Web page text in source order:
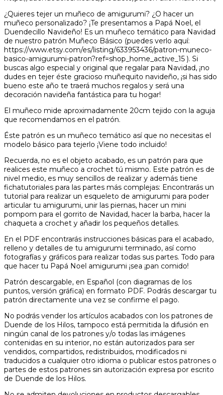
¿Quieres tejer un muñeco de amigurumi? ¿O hacer un
muñeco personalizado? ¡Te presentamos a Papá Noel, el
Duendecillo Navideño! Es un muñeco temático para Navidad
de nuestro patrón Muñeco Básico (puedes verlo aquí:
https://www.etsy.com/es/listing/633953436/patron-muneco-
basico-amigurumi-patron?ref=shop_home_active_15 ). Si
buscas algo especial y original que regalar para Navidad, ¡no
dudes en tejer éste gracioso muñequito navideño, ¡si has sido
bueno este año te traerá muchos regalos y será una
decoración navideña fantástica para tu hogar!
El muñeco mide aproximadamente 20cm tejido con la aguja
que recomendamos en el patrón.
Éste patrón es un muñeco temático así que no necesitas el
modelo básico para tejerlo ¡Viene todo incluido!
Recuerda, no es el objeto acabado, es un patrón para que
realices este muñeco a crochet tú mismo. Este patrón es de
nivel medio, es muy sencillos de realizar y además tiene
fichatutoriales para las partes más complejas: Encontrarás un
tutorial para realizar un esqueleto de amigurumi para poder
articular tu amigurumi, unir las piernas, hacer un mini
pompom para el gorrito de Navidad, hacer la barba, hacer la
chaqueta a crochet y añadir los pequeños detalles.
En el PDF encontrarás instrucciones básicas para el acabado,
relleno y detalles de tu amigurumi terminado, así como
fotografías y gráficos para realizar todas sus partes. Todo para
que hacer tu Papá Noel amigurumi ¡sea ¡pan comido!
Patrón descargable, en Español (con diagramas de los
puntos, versión gráfica) en formato PDF. Podrás descargar tu
patrón directamente una vez se confirme el pago.
No podrás vender los artículos acabados con los patrones de
Duende de los Hilos, tampoco está permitida la difusión en
ningún canal de los patrones y/o todas las imágenes
contenidas en su interior, no están autorizados para ser
vendidos, compartidos, redistribuidos, modificados ni
traducidos a cualquier otro idioma o publicar estos patrones o
partes de estos patrones sin autorización expresa por escrito
de Duende de los Hilos.